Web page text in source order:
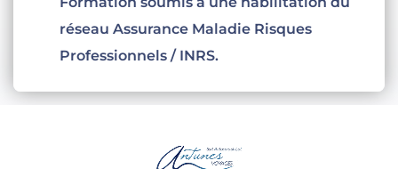
Formation soumis à une habilitation du
réseau Assurance Maladie Risques